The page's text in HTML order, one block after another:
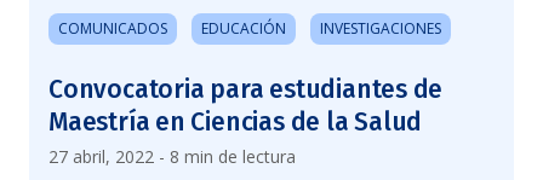
COMUNICADOS EDUCACIÓN INVESTIGACIONES
Convocatoria para estudiantes de
Maestría en Ciencias de la Salud
27 abril, 2022 - 8 min de lectura